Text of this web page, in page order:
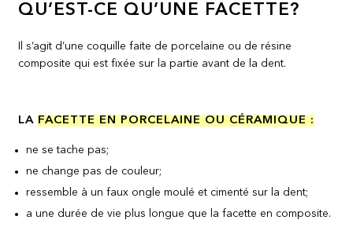
QU’EST-CE QU’UNE FACETTE?
Il s’agit d’une coquille faite de porcelaine ou de résine
composite qui est fixée sur la partie avant de la dent.
LA FACETTE EN PORCELAINE OU CÉRAMIQUE :
ne se tache pas;
ne change pas de couleur;
ressemble à un faux ongle moulé et cimenté sur la dent;
a une durée de vie plus longue que la facette en composite.